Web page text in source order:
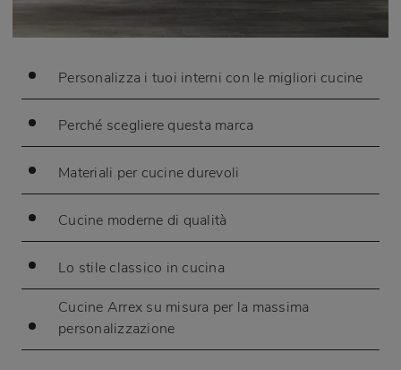
Personalizza i tuoi interni con le migliori cucine
Perché scegliere questa marca
Materiali per cucine durevoli
Cucine moderne di qualità
Lo stile classico in cucina
Cucine Arrex su misura per la massima
personalizzazione